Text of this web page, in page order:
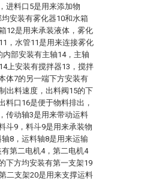
进料口5是用来添加物
安装有雾化器10和水箱
12是用来承装液体，雾化
，水管11是用来连接雾化
部安装有主轴14，主轴
上安装有搅拌器13，搅拌
体7的另一端下方安装有
出料速度，出料阀15的下
料口16是便于物料排出，
传动轴3是用来带动运料
斗9，料斗9是用来承装物
8，运料轴8是用来运输
第二电机4，第二电机4
下方均安装有第一支架19
二支架20是用来支撑运料